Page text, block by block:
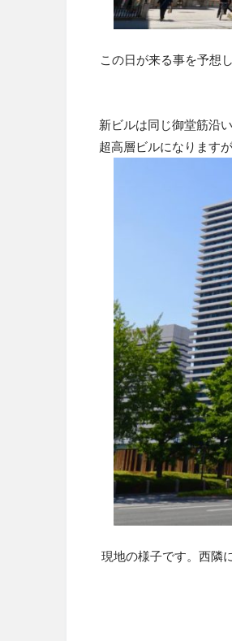
この日が来る事を予想
新ビルは同じ御堂筋沿
超高層ビルになります
現地の様子です。西隣